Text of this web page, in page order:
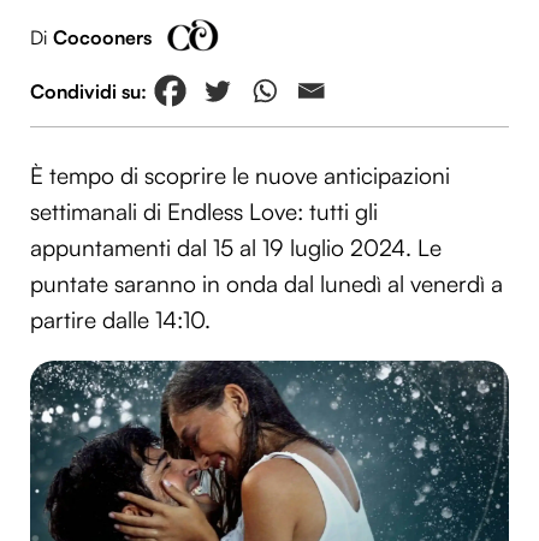
Di Cocooners
È tempo di scoprire le nuove anticipazioni
settimanali di Endless Love: tutti gli
appuntamenti dal 15 al 19 luglio 2024. Le
puntate saranno in onda dal lunedì al venerdì a
partire dalle 14:10.